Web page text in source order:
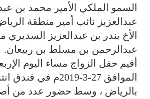
السمو الملكي الأمير محمد بن
عبدالعزيز نائب أمير منطقة
الأخ بندر بن عبدالعزيز
عبدالرحمن بن مسلط بن ربيعان.
أقيم حفل الزواج مساء اليوم
الموافق 27-3-2019م
في فندق
بالرياض ، وسط حضور عدد من